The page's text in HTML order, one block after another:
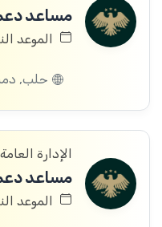
مساعد
الموعد النهائي:
مساعد
الموعد النهائي: